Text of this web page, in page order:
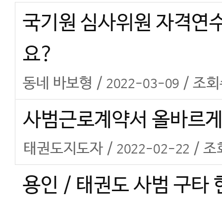
국기원 심사위원 자격연
요?
동네 바보형 / 2022-03-09 / 조
사범근로계약서 올바르
태권도지도자 / 2022-02-22 / 조
용인 / 태권도 사범 구